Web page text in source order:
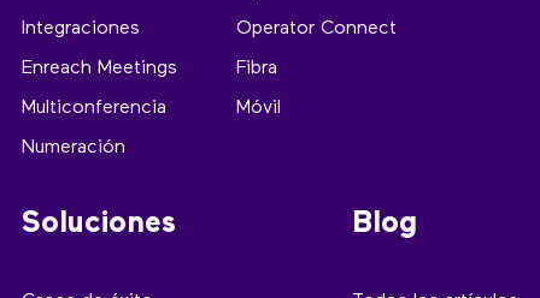
Integraciones
Enreach Meetings
Multiconferencia
Numeración
Operator Connect
Fibra
Móvil
Soluciones Blog